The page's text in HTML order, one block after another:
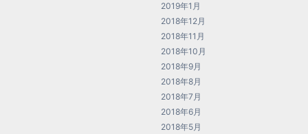
2019年1月
2018年12月
2018年11月
2018年10月
2018年9月
2018年8月
2018年7月
2018年6月
2018年5月